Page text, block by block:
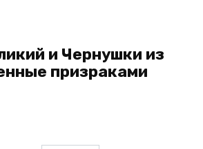
и Чернушки из
призраками